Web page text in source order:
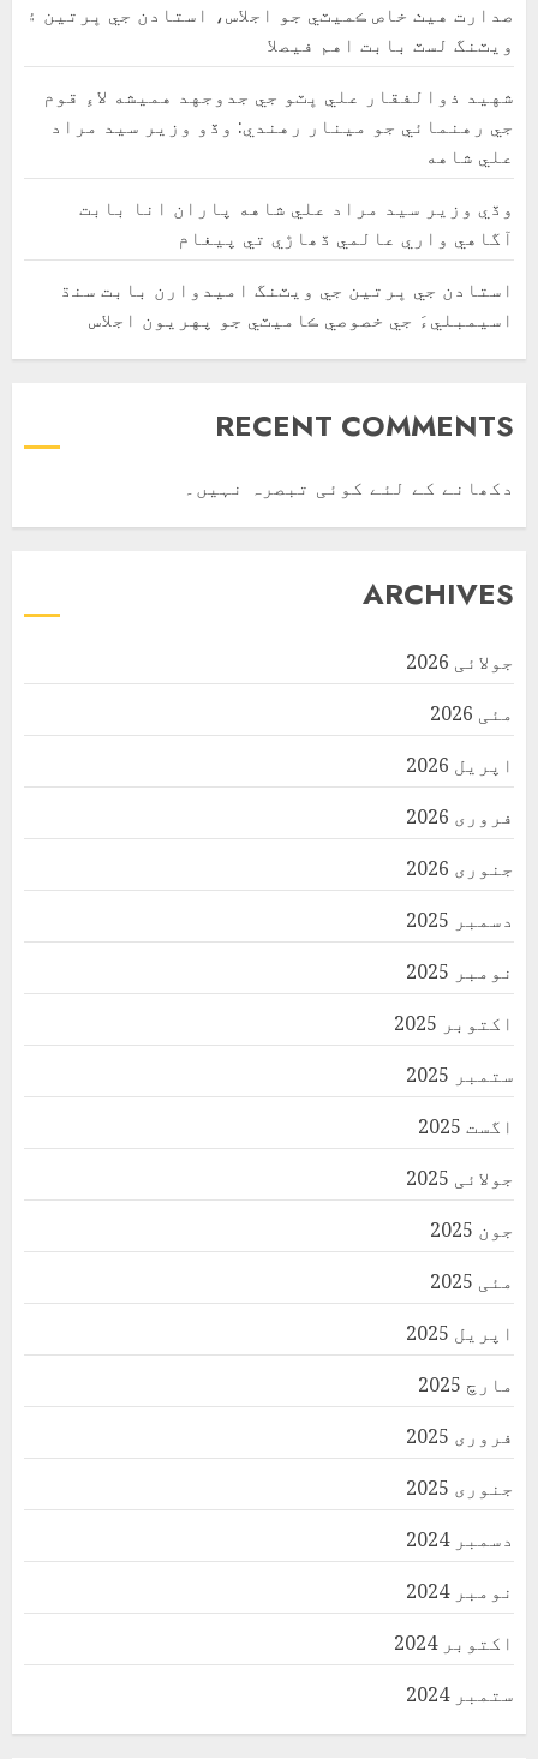
صدارت هيٺ خاص ڪميٽي جو اجلاس، استادن جي ڀرتين ۽
ويٽنگ لسٽ بابت اهم فيصلا
شهيد ذوالفقار علي ڀٽو جي جدوجهد هميشه لاءِ قوم
جي رهنمائي جو مينار رهندي: وڏو وزير سيد مراد
علي شاهه
وڏي وزير سيد مراد علي شاهه پاران انا بابت
آگاهي واري عالمي ڏھاڙي تي پيغام
استادن جي ڀرتين جي ويٽنگ اميدوارن بابت سنڌ
اسيمبليءَ جي خصوصي ڪاميٽي جو پهريون اجلاس
RECENT COMMENTS
دکھانے کے لئے کوئی تبصرہ نہیں۔
ARCHIVES
جولائی 2026
مئی 2026
اپریل 2026
فروری 2026
جنوری 2026
دسمبر 2025
نومبر 2025
اکتوبر 2025
ستمبر 2025
اگست 2025
جولائی 2025
جون 2025
مئی 2025
اپریل 2025
مارچ 2025
فروری 2025
جنوری 2025
دسمبر 2024
نومبر 2024
اکتوبر 2024
ستمبر 2024